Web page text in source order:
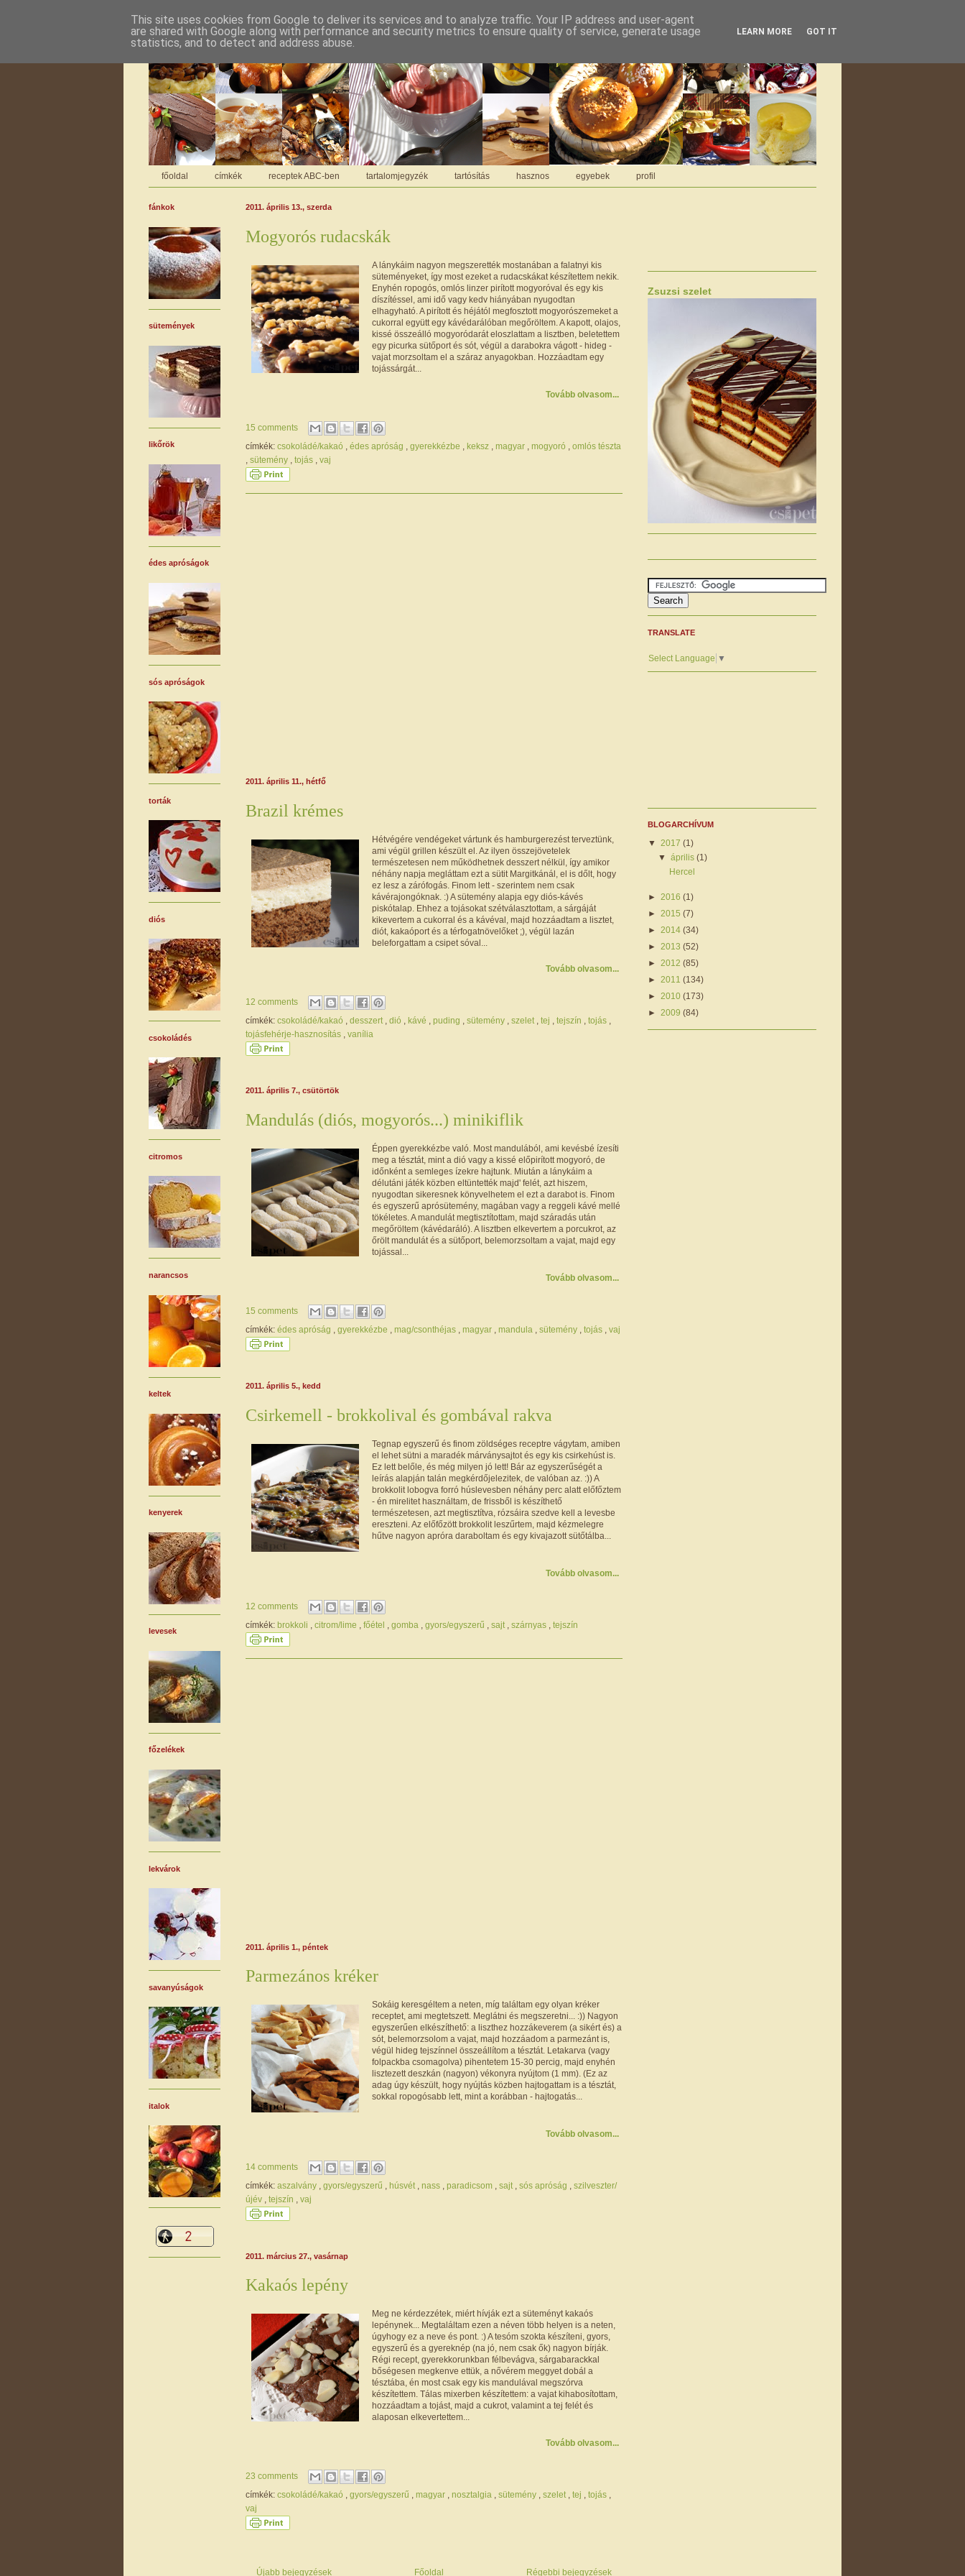
főoldal címkék receptek ABC-ben tartalomjegyzék tartósítás hasznos egyebek profil
2011. április 13., szerda
Mogyorós rudacskák
A lánykáim nagyon megszerették mostanában a falatnyi kis
süteményeket, így most ezeket a rudacskákat készítettem nekik.
Enyhén ropogós, omlós linzer pirított mogyoróval és egy kis
díszítéssel, ami idő vagy kedv hiányában nyugodtan
elhagyható. A pirított és héjától megfosztott mogyorószemeket a
cukorral együtt egy kávédarálóban megőröltem. A kapott, olajos,
kissé összeálló mogyoródarát eloszlattam a lisztben, beletettem
egy picurka sütőport és sót, végül a darabokra vágott - hideg -
vajat morzsoltam el a száraz anyagokban. Hozzáadtam egy
tojássárgát...
Tovább olvasom...
15 comments
címkék: csokoládé/kakaó édes apróság gyerekkézbe keksz magyar mogyoró
omlós tészta
sütemény tojás vaj
2011. április 11., hétfő
Brazil krémes
Hétvégére vendégeket vártunk és hamburgerezést terveztünk,
ami végül grillen készült el. Az ilyen összejövetelek
természetesen nem működhetnek desszert nélkül, így amikor
néhány napja megláttam ezt a sütit Margitkánál, el is dőlt, hogy
ez lesz a zárófogás. Finom lett - szerintem nem csak
kávérajongóknak. :) A sütemény alapja egy diós-kávés
piskótalap. Ehhez a tojásokat szétválasztottam, a sárgáját
kikevertem a cukorral és a kávéval, majd hozzáadtam a lisztet,
diót, kakaóport és a térfogatnövelőket ;), végül lazán
beleforgattam a csipet sóval...
Tovább olvasom...
12 comments
címkék: csokoládé/kakaó desszert dió kávé puding sütemény szelet tej tejszín tojás
tojásfehérje-hasznosítás
vanília
2011. április 7., csütörtök
Mandulás (diós, mogyorós...) minikiflik
Éppen gyerekkézbe való. Most mandulából, ami kevésbé ízesíti
meg a tésztát, mint a dió vagy a kissé előpirított mogyoró, de
időnként a semleges ízekre hajtunk. Miután a lánykáim a
délutáni játék közben eltüntették majd' felét, azt hiszem,
nyugodtan sikeresnek könyvelhetem el ezt a darabot is. Finom
és egyszerű aprósütemény, magában vagy a reggeli kávé mellé
tökéletes. A mandulát megtisztítottam, majd száradás után
megőröltem (kávédaráló). A lisztben elkevertem a porcukrot, az
őrölt mandulát és a sütőport, belemorzsoltam a vajat, majd egy
tojással...
Tovább olvasom...
15 comments
címkék: édes apróság , gyerekkézbe , mag/csonthéjas , magyar , mandula , sütemény , tojás , vaj
2011. április 5., kedd
Csirkemell - brokkolival és gombával rakva
Tegnap egyszerű és finom zöldséges receptre vágytam, amiben
el lehet sütni a maradék márványsajtot és egy kis csirkehúst is.
Ez lett belőle, és még milyen jó lett! Bár az egyszerűségét a
leírás alapján talán megkérdőjelezitek, de valóban az. :)) A
brokkolit lobogva forró húslevesben néhány perc alatt előfőztem
- én mirelitet használtam, de frissből is készíthető
természetesen, azt megtisztítva, rózsáira szedve kell a levesbe
ereszteni. Az előfőzött brokkolit leszűrtem, majd kézmelegre
hűtve nagyon apróra daraboltam és egy kivajazott sütőtálba...
Tovább olvasom...
12 comments
címkék: brokkoli , citrom/lime , főétel , gomba , gyors/egyszerű , sajt , szárnyas , tejszín
2011. április 1., péntek
Parmezános kréker
Sokáig keresgéltem a neten, míg találtam egy olyan kréker
receptet, ami megtetszett. Meglátni és megszeretni... :)) Nagyon
egyszerűen elkészíthető: a liszthez hozzákeverem (a sikért és) a
sót, belemorzsolom a vajat, majd hozzáadom a parmezánt is,
végül hideg tejszínnel összeállítom a tésztát. Letakarva (vagy
folpackba csomagolva) pihentetem 15-30 percig, majd enyhén
lisztezett deszkán (nagyon) vékonyra nyújtom (1 mm). (Ez az
adag úgy készült, hogy nyújtás közben hajtogattam is a tésztát,
sokkal ropogósabb lett, mint a korábban - hajtogatás...
Tovább olvasom...
14 comments
címkék: aszalvány , gyors/egyszerű , húsvét , nass , paradicsom , sajt , sós apróság , szilveszter/
újév , tejszín , vaj
2011. március 27., vasárnap
Kakaós lepény
Meg ne kérdezzétek, miért hívják ezt a süteményt kakaós
lepénynek... Megtaláltam ezen a néven több helyen is a neten,
úgyhogy ez a neve és pont. :) A tesóm szokta készíteni, gyors,
egyszerű és a gyereknép (na jó, nem csak ők) nagyon bírják.
Régi recept, gyerekkorunkban félbevágva, sárgabarackkal
bőségesen megkenve ettük, a nővérem meggyet dobál a
tésztába, én most csak egy kis mandulával megszórva
készítettem. Tálas mixerben készítettem: a vajat kihabosítottam,
hozzáadtam a tojást, majd a cukrot, valamint a tej felét és
alaposan elkevertettem...
Tovább olvasom...
23 comments
címkék: csokoládé/kakaó , gyors/egyszerű , magyar , nosztalgia , sütemény , szelet , tej , tojás ,
vaj
Újabb bejegyzések Régebbi bejegyzések
Főoldal
fánkok
sütemények
likőrök
édes apróságok
sós apróságok
torták
diós
csokoládés
citromos
narancsos
keltek
kenyerek
levesek
főzelékek
lekvárok
savanyúságok
italok
Zsuzsi szelet
TRANSLATE
Select Language ▼
BLOGARCHÍVUM
▼ 2017 (1)
▼április(1)
Hercel
► 2016 (1)
► 2015 (7)
► 2014 (34)
► 2013 (52)
► 2012 (85)
► 2011 (134)
► 2010 (173)
► 2009 (84)
This site uses cookies from Google to deliver its services and to analyze traffic. Your IP address and user-agent
are shared with Google along with performance and security metrics to ensure quality of service, generate usage
statistics, and to detect and address abuse.
LEARN MORE GOT IT